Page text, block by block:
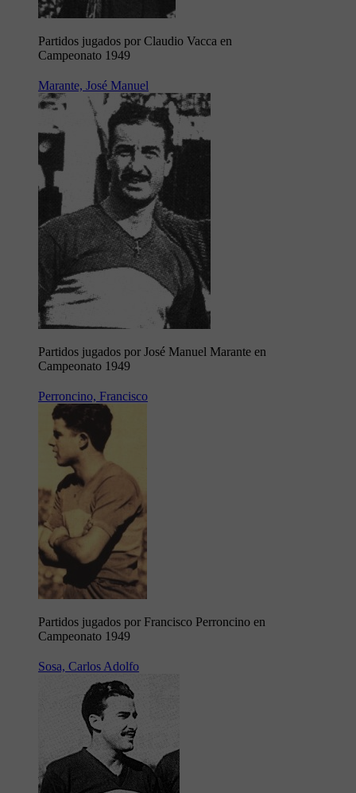
Partidos jugados por Claudio Vacca en
Campeonato 1949
Marante, José Manuel
Partidos jugados por José Manuel Marante en
Campeonato 1949
Perroncino, Francisco
Partidos jugados por Francisco Perroncino en
Campeonato 1949
Sosa, Carlos Adolfo